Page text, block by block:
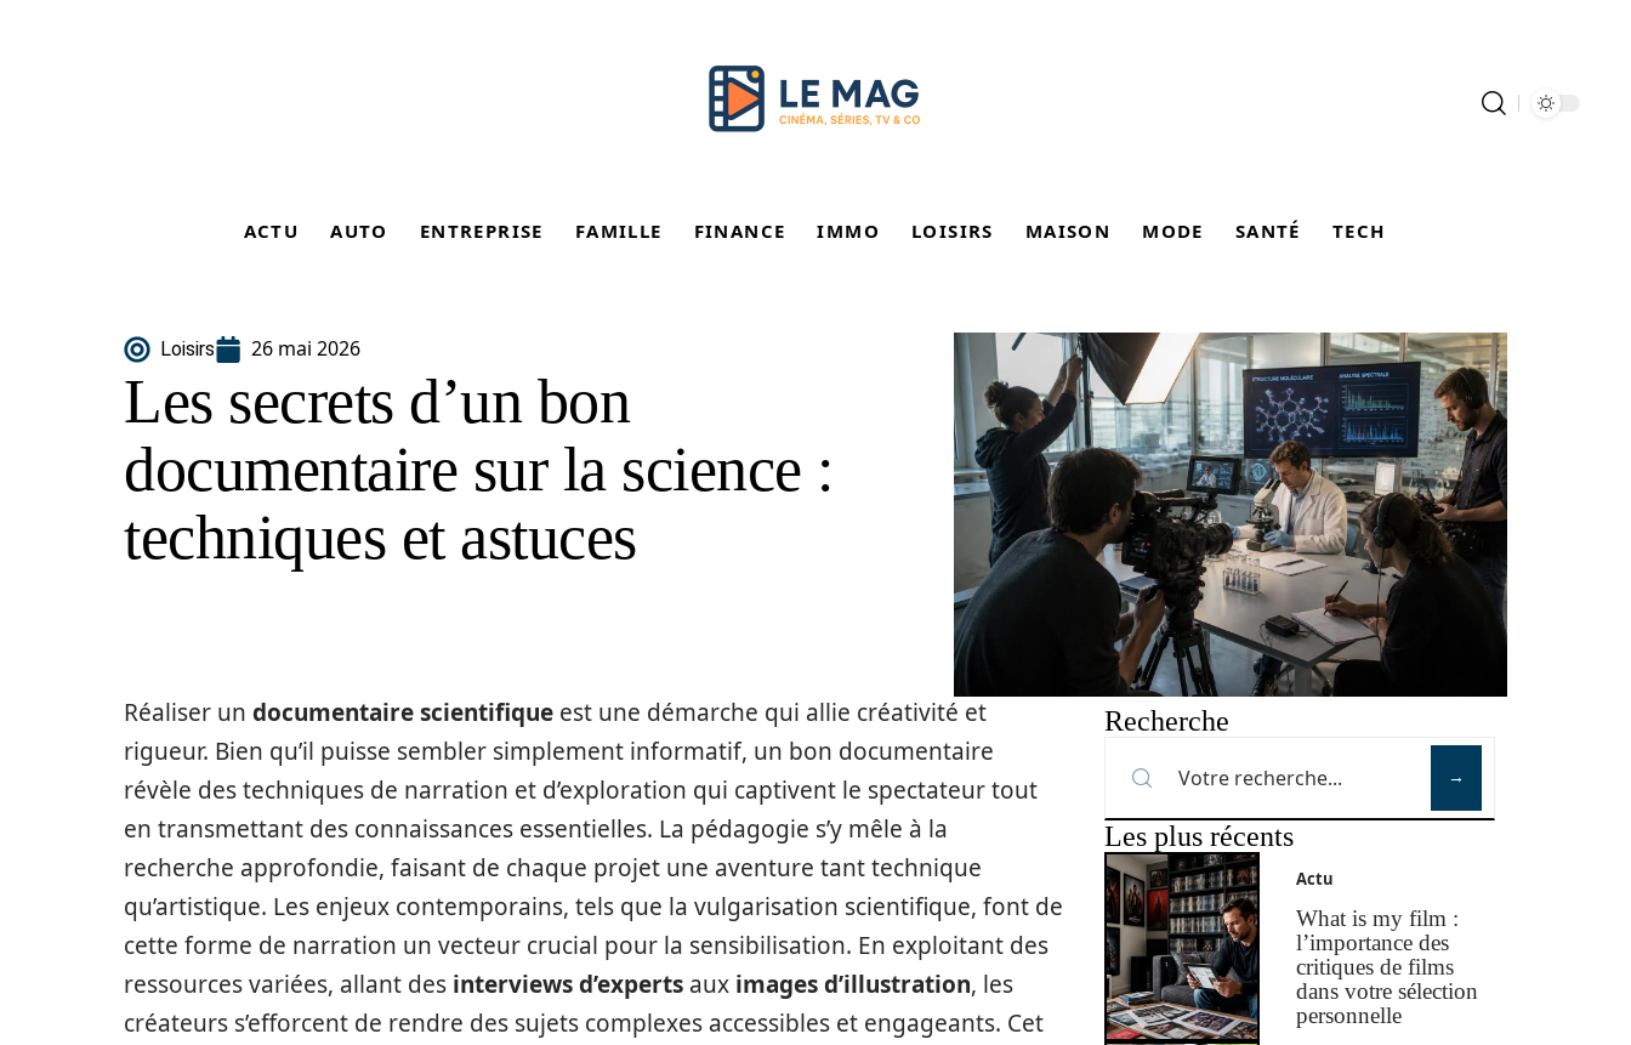
ACTU AUTO ENTREPRISE FAMILLE FINANCE IMMO LOISIRS MAISON MODE SANTÉ TECH
Loisirs 26 mai 2026
Les secrets d’un bon
documentaire sur la science :
techniques et astuces
Réaliser un documentaire scientifique est une démarche qui allie créativité et
rigueur. Bien qu’il puisse sembler simplement informatif, un bon documentaire
révèle des techniques de narration et d’exploration qui captivent le spectateur tout
en transmettant des connaissances essentielles. La pédagogie s’y mêle à la
recherche approfondie, faisant de chaque projet une aventure tant technique
qu’artistique. Les enjeux contemporains, tels que la vulgarisation scientifique, font de
cette forme de narration un vecteur crucial pour la sensibilisation. En exploitant des
ressources variées, allant des interviews d’experts aux images d’illustration, les
créateurs s’efforcent de rendre des sujets complexes accessibles et engageants. Cet
Recherche
Les plus récents
Actu
What is my film :
l’importance des
critiques de films
dans votre sélection
personnelle